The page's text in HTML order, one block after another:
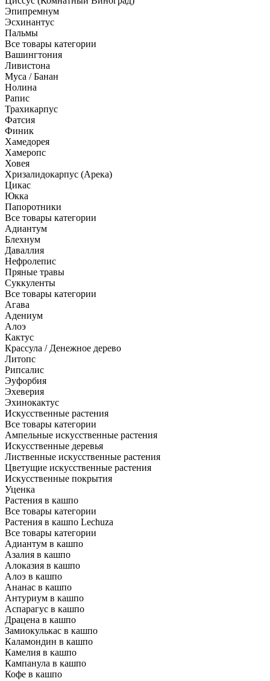
Эпипремнум
Эсхинантус
Пальмы
Все товары категории
Вашингтония
Ливистона
Муса / Банан
Нолина
Рапис
Трахикарпус
Фатсия
Финик
Хамедорея
Хамеропс
Ховея
Хризалидокарпус (Арека)
Цикас
Юкка
Папоротники
Все товары категории
Адиантум
Блехнум
Даваллия
Нефролепис
Пряные травы
Суккуленты
Все товары категории
Агава
Адениум
Алоэ
Кактус
Крассула / Денежное дерево
Литопс
Рипсалис
Эуфорбия
Эхеверия
Эхинокактус
Искусственные растения
Все товары категории
Ампельные искусственные растения
Искусственные деревья
Лиственные искусственные растения
Цветущие искусственные растения
Искусственные покрытия
Уценка
Растения в кашпо
Все товары категории
Растения в кашпо Lechuza
Все товары категории
Адиантум в кашпо
Азалия в кашпо
Алоказия в кашпо
Алоэ в кашпо
Ананас в кашпо
Антуриум в кашпо
Аспарагус в кашпо
Драцена в кашпо
Замиокулькас в кашпо
Каламондин в кашпо
Камелия в кашпо
Кампанула в кашпо
Кофе в кашпо